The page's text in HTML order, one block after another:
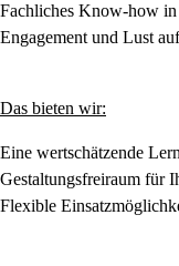
Fachliches Know-how
Engagement und Lust
Das bieten wir:
Eine wertschätzende
Gestaltungsfreiraum für
Flexible